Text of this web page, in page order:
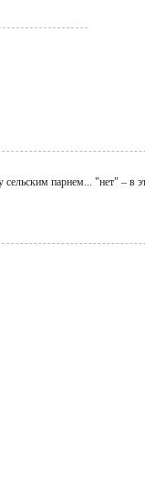
парнем... "нет" – в